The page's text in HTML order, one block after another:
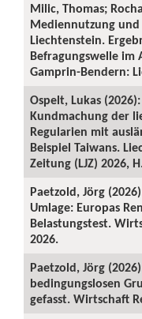
Milic, Thomas;
Mediennutzung
Liechtenstein.
Befragungswelle im
Gamprin-Bendern:
Ospelt, Lukas
Kundmachung der
Regularien mit
Beispiel Taiwans.
Zeitung (LJZ) 2026,
Paetzold, Jörg
Umlage: Europas
Belastungstest.
2026.
Paetzold, Jörg
bedingungslosen
gefasst. Wirtschaft